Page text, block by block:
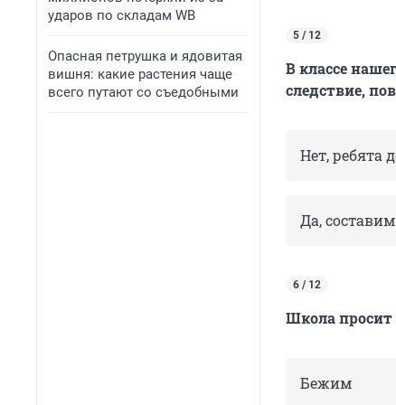
ударов по складам WB
Опасная петрушка и ядовитая
вишня: какие растения чаще
всего путают со съедобными
5 / 12
В классе
следствие,
Нет, ребята
Да,
6 / 12
Школа
Бежим